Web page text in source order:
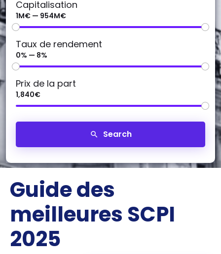
Capitalisation
1M€ — 954M€
Taux de rendement
0% — 8%
Prix de la part
1,840€
Search
Guide des
meilleures SCPI
2025